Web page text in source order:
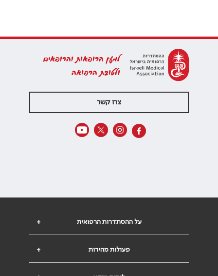
למען הרופאות והרופאים
ולטובת הרפואה
צרו קשר
+ על ההסתדרות הרפואית
+ פעולות מהירות